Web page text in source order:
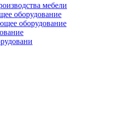
мебели
оборудование
оборудование